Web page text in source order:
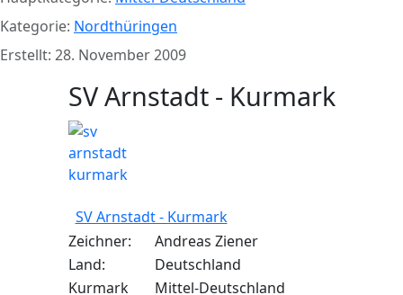
Kategorie: Nordthüringen
Erstellt: 28. November 2009
SV Arnstadt - Kurmark
SV Arnstadt - Kurmark
Zeichner:
Andreas Ziener
Land:
Deutschland
Kurmark
Mittel-Deutschland